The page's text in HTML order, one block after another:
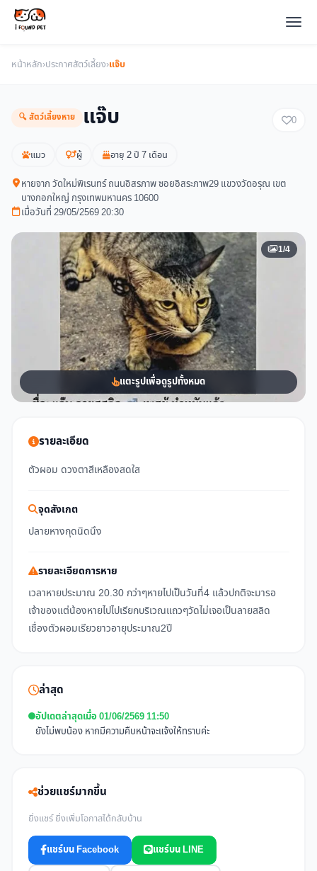
หน้าหลัก›ประกาศสัตว์เลี้ยง›แจ๊บ
🔍 สัตว์เลี้ยงหาย แจ๊บ 0
แมว ผู้ อายุ 2 ปี 7 เดือน
หายจาก วัดใหม่พิเรนทร์ ถนนอิสรภาพ ซอยอิสระภาพ29 แขวงวัดอรุณ เขต
บางกอกใหญ่ กรุงเทพมหานคร 10600
เมื่อวันที่ 29/05/2569 20:30
1/4
แตะรูปเพื่อดูรูปทั้งหมด
รายละเอียด
ตัวผอม ดวงตาสีเหลืองสดใส
จุดสังเกต
ปลายหางกุดนิดนึง
รายละเอียดการหาย
เวลาหายประมาณ 20.30 กว่าๆหายไปเป็นวันที่4 แล้วปกติจะมารอ
เจ้าของแต่น้องหายไปไปเรียกบริเวณแถวๆวัดไม่เจอเป็นลายสลิด
เชื่องตัวผอมเรียวยาวอายุประมาณ2ปี
ล่าสุด
อัปเดตล่าสุดเมื่อ 01/06/2569 11:50
ยังไม่พบน้อง หากมีความคืบหน้าจะแจ้งให้ทราบค่ะ
ช่วยแชร์มากขึ้น
ยิ่งแชร์ ยิ่งเพิ่มโอกาสได้กลับบ้าน
แชร์บน Facebook แชร์บน LINE